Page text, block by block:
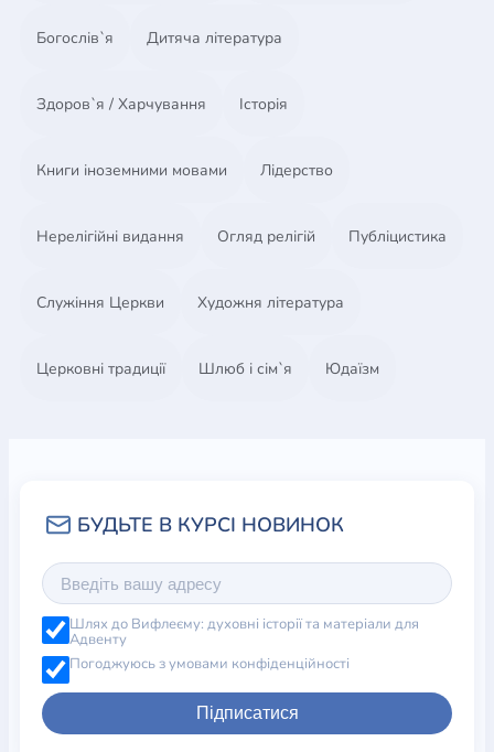
Богослів`я Дитяча література
Здоров`я / Харчування Історія
Книги іноземними мовами Лідерство
Нерелігійні видання Огляд релігій Публіцистика
Служіння Церкви Художня література
Церковні традиції Шлюб і сім`я Юдаїзм
Шлях до Вифлеєму: духовні історії та матеріали для
Адвенту
Погоджуюсь з умовами конфіденційності
Підписатися